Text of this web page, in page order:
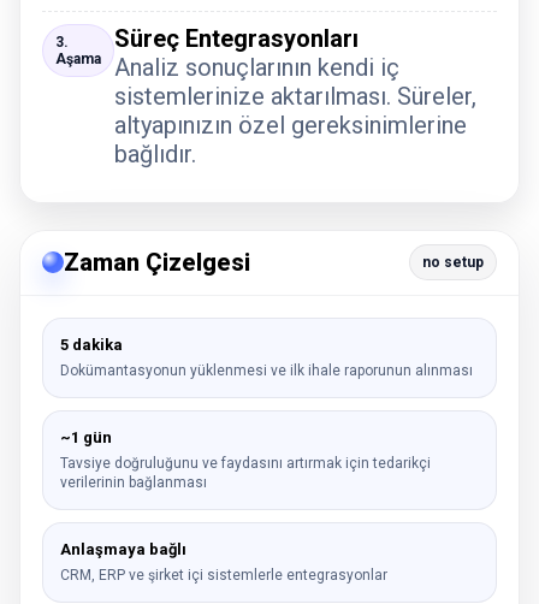
3.
Aşama
Süreç Entegrasyonları
Analiz sonuçlarının kendi iç
sistemlerinize aktarılması. Süreler,
altyapınızın özel gereksinimlerine
bağlıdır.
Zaman Çizelgesi no setup
5 dakika
Dokümantasyonun yüklenmesi ve ilk ihale raporunun alınması
~1 gün
Tavsiye doğruluğunu ve faydasını artırmak için tedarikçi
verilerinin bağlanması
Anlaşmaya bağlı
CRM, ERP ve şirket içi sistemlerle entegrasyonlar